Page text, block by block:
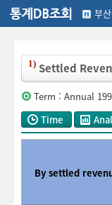
부